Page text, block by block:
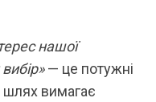
нашої
— це потужні
шлях вимагає